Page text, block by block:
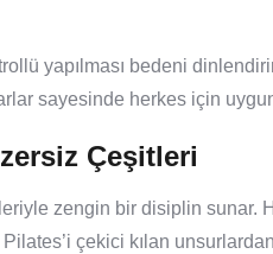
yapılması bedeni
sayesinde herkes için
Çeşitleri
zengin bir disiplin sunar.
çekici kılan